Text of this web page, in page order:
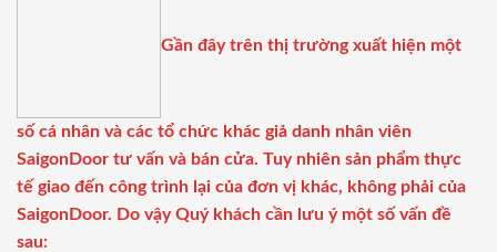
Gần đây trên thị trường xuất hiện một
số cá nhân và các tổ chức khác giả danh nhân viên
SaigonDoor tư vấn và bán cửa. Tuy nhiên sản phẩm thực
tế giao đến công trình lại của đơn vị khác, không phải của
SaigonDoor. Do vậy Quý khách cần lưu ý một số vấn đề
sau: